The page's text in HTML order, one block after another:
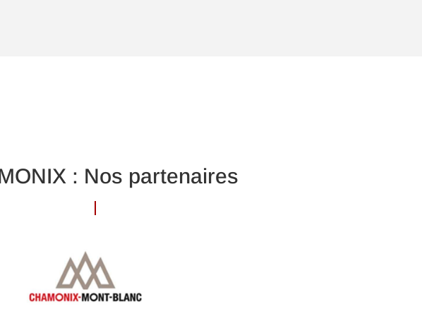
: Nos partenaires